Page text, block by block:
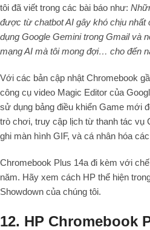
tôi đã viết trong các bài báo như:
được từ chatbot AI gây khó chịu nhất
dụng Google Gemini trong Gmail và
mạng AI mà tôi mong đợi… cho đến
Với các bản cập nhật Chromebook
công cụ video Magic Editor của
sử dụng bảng điều khiển Game mới
trò chơi, truy cập lịch từ thanh tác vụ
ghi màn hình GIF, và cá nhân hóa
Chromebook Plus 14a đi kèm với
năm. Hãy xem cách HP thể hiện
Showdown của chúng tôi.
12. HP Chromebook